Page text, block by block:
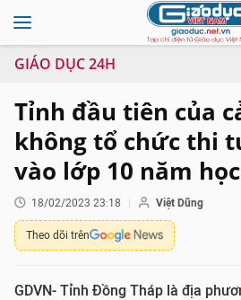
GIÁO DỤC 24H
Tỉnh đầu tiên của
không tổ chức thi
vào lớp 10 năm
18/02/2023 23:18 Việt Dũng
Theo dõi trên
GDVN- Tỉnh Đồng Tháp là địa